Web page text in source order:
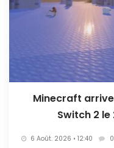
Minecraft
Switch 2
6 Août. 2026 • 12:40 0